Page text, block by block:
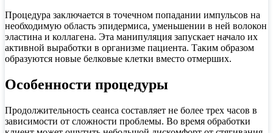
Процедура заключается в точечном попадании импульсов на
необходимую область эпидермиса, уменьшении в ней волокон
эластина и коллагена. Эта манипуляция запускает начало их
активной выработки в организме пациента. Таким образом
образуются новые белковые клетки вместо отмерших.
Особенности процедуры
Продолжительность сеанса составляет не более трех часов в
зависимости от сложности проблемы. Во время обработки